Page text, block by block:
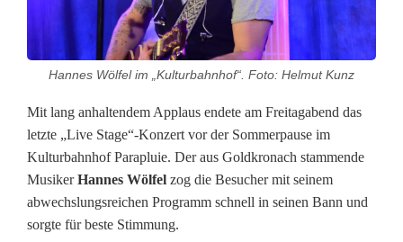
s
W
l
f
e
l
Hannes Wölfel im „Kulturbahnhof“. Foto: Helmut Kunz
Mit lang anhaltendem Applaus endete am Freitagabend das
letzte „Live Stage“-Konzert vor der Sommerpause im
Kulturbahnhof Parapluie. Der aus Goldkronach stammende
MusikerHannes Wölfel zog die Besucher mit seinem
abwechslungsreichen Programm schnell in seinen Bann und
sorgte für beste Stimmung.